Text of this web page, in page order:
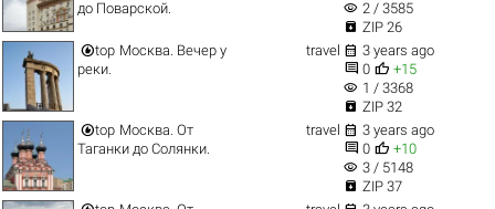
до Поварской.
visibility 2 / 3585
 ZIP 26
top Москва. Вечер у
реки.
travel  3 years ago
 0  +15
visibility 1 / 3368
 ZIP 32
top Москва. От
Таганки до Солянки.
travel  3 years ago
 0  +10
visibility 3 / 5148
 ZIP 37